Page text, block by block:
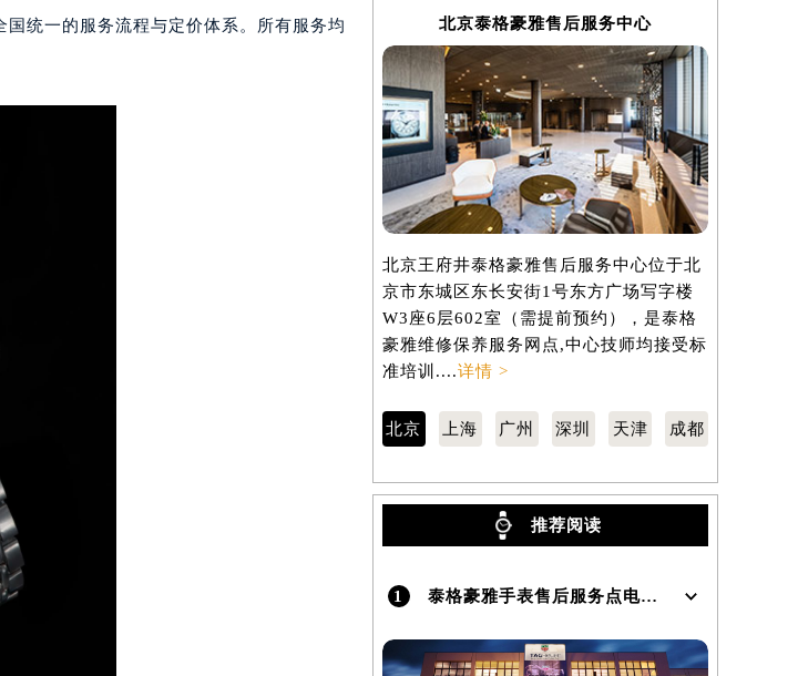
座办公楼14层07室（需提前预约）
室（需提前预约）
层07室（需提前预约）
）
提前预约）
提前预约）
芙蓉广场）10层13室（需提前预约）
约）
整层（需提前预约）
层整层（需提前预约）
整层（需提前预约）
B（需提前预约）
需提前预约）
前预约）
提前预约）
统一的服务流程与定价体系。所有服务均
北京泰格豪雅售后服务中心
北京王府井泰格豪雅售后服务中心位于北
京市东城区东长安街1号东方广场写字楼
W3座6层602室（需提前预约），是泰格
豪雅维修保养服务网点,中心技师均接受标
准培训....详情 >
北京 上海 广州 深圳 天津 成都
推荐阅读
1 泰格豪雅手表售后服务点电话是多少？